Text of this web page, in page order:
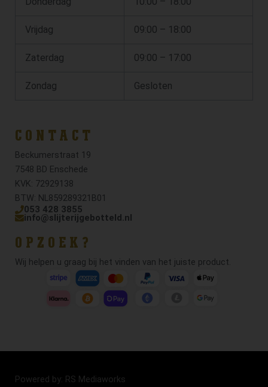
Vrijdag 09:00 – 18:00
Zaterdag 09:00 – 17:00
Zondag Gesloten
CONTACT
Beckumerstraat 19
7548 BD Enschede
KVK: 72929138
BTW: NL859289321B01
053 428 3855
info@slijterijgebotteld.nl
OPZOEK?
Wij helpen u graag bij het vinden van het juiste product.
Powered by: RS Mediaworks